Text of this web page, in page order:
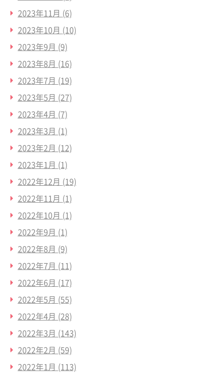
2023年11月 (6)
2023年10月 (10)
2023年9月 (9)
2023年8月 (16)
2023年7月 (19)
2023年5月 (27)
2023年4月 (7)
2023年3月 (1)
2023年2月 (12)
2023年1月 (1)
2022年12月 (19)
2022年11月 (1)
2022年10月 (1)
2022年9月 (1)
2022年8月 (9)
2022年7月 (11)
2022年6月 (17)
2022年5月 (55)
2022年4月 (28)
2022年3月 (143)
2022年2月 (59)
2022年1月 (113)